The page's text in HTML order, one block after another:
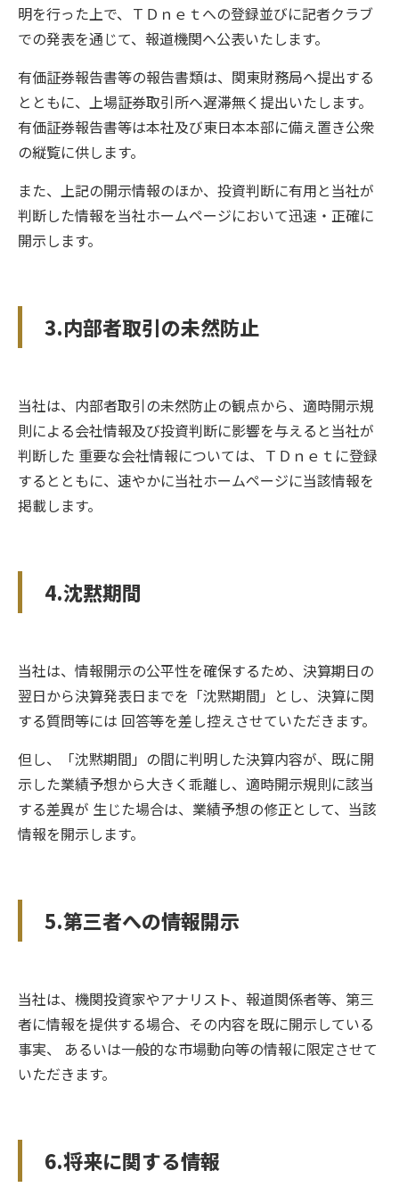
明を行った上で、ＴＤｎｅｔへの登録並びに記者クラブ
での発表を通じて、報道機関へ公表いたします。
有価証券報告書等の報告書類は、関東財務局へ提出する
とともに、上場証券取引所へ遅滞無く提出いたします。
有価証券報告書等は本社及び東日本本部に備え置き公衆
の縦覧に供します。
また、上記の開示情報のほか、投資判断に有用と当社が
判断した情報を当社ホームページにおいて迅速・正確に
開示します。
3.内部者取引の未然防止
当社は、内部者取引の未然防止の観点から、適時開示規
則による会社情報及び投資判断に影響を与えると当社が
判断した 重要な会社情報については、ＴＤｎｅｔに登録
するとともに、速やかに当社ホームページに当該情報を
掲載します。
4.沈黙期間
当社は、情報開示の公平性を確保するため、決算期日の
翌日から決算発表日までを「沈黙期間」とし、決算に関
する質問等には 回答等を差し控えさせていただきます。
但し、「沈黙期間」の間に判明した決算内容が、既に開
示した業績予想から大きく乖離し、適時開示規則に該当
する差異が 生じた場合は、業績予想の修正として、当該
情報を開示します。
5.第三者への情報開示
当社は、機関投資家やアナリスト、報道関係者等、第三
者に情報を提供する場合、その内容を既に開示している
事実、 あるいは一般的な市場動向等の情報に限定させて
いただきます。
6.将来に関する情報